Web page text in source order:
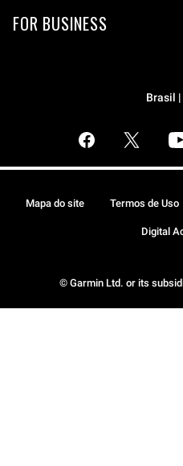
FOR BUSINESS
Brasil
© Garmin Ltd. or its
Mapa do site Termos de Uso
Digital